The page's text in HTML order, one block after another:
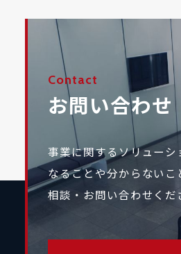
Contact
お問い合わせ
事業に関するソリュー
なることや分からない
相談・お問い合わせくだ